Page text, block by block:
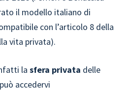
il modello italiano di
con l’articolo 8 della
vita privata).
la sfera privata delle
accedervi